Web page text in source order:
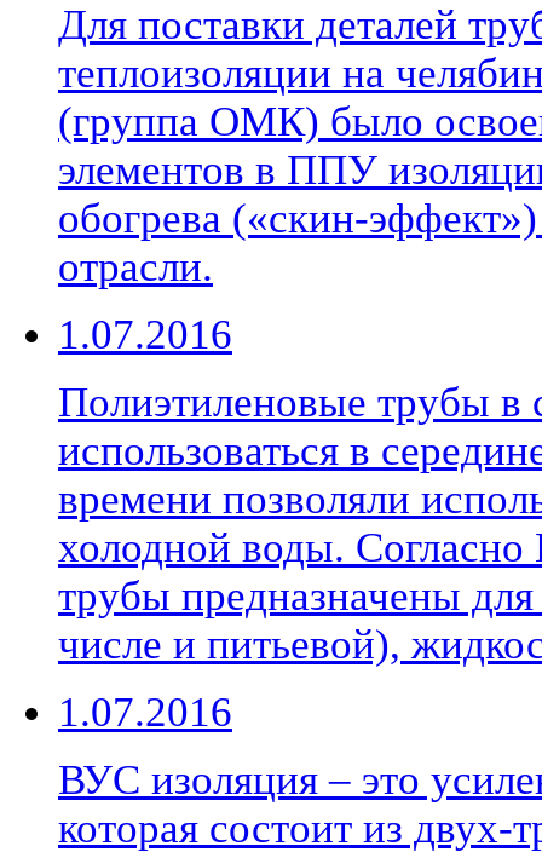
Для поставки деталей
теплоизоляции на
(группа ОМК) было
элементов в ППУ
обогрева («скин-
отрасли.
1.07.2016
Полиэтиленовые трубы в
использоваться в
времени позволяли
холодной воды.
трубы предназначены
числе и питьевой),
1.07.2016
ВУС изоляция – это
которая состоит из двух-